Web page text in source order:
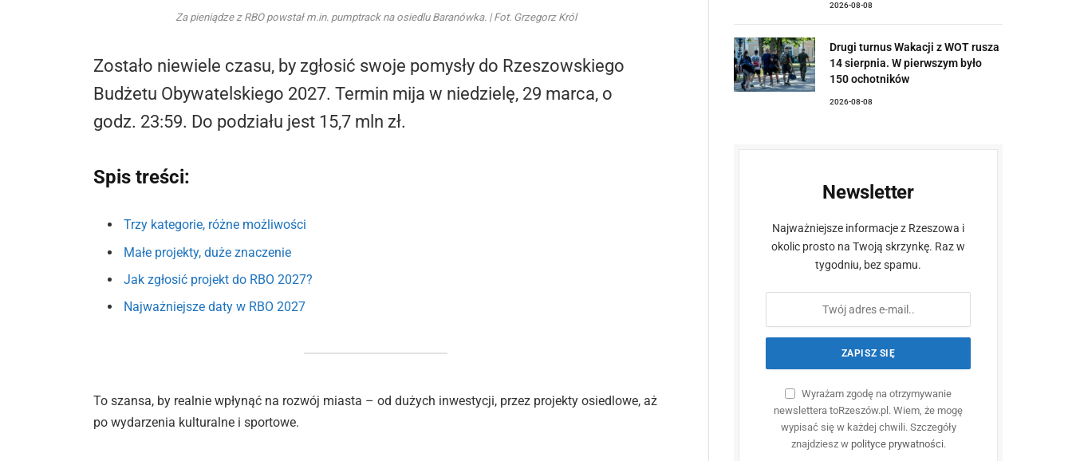
Za pieniądze z RBO powstał m.in. pumptrack na osiedlu Baranówka. | Fot. Grzegorz Król
Zostało niewiele czasu, by zgłosić swoje pomysły do Rzeszowskiego
Budżetu Obywatelskiego 2027. Termin mija w niedzielę, 29 marca, o
godz. 23:59. Do podziału jest 15,7 mln zł.
Spis treści:
Trzy kategorie, różne możliwości
Małe projekty, duże znaczenie
Jak zgłosić projekt do RBO 2027?
Najważniejsze daty w RBO 2027
To szansa, by realnie wpłynąć na rozwój miasta – od dużych inwestycji, przez projekty osiedlowe, aż
po wydarzenia kulturalne i sportowe.
2026-08-08
Drugi turnus Wakacji z WOT rusza
14 sierpnia. W pierwszym było
150 ochotników
2026-08-08
Newsletter
Najważniejsze informacje z Rzeszowa i
okolic prosto na Twoją skrzynkę. Raz w
tygodniu, bez spamu.
Wyrażam zgodę na otrzymywanie
newslettera toRzeszów.pl. Wiem, że mogę
wypisać się w każdej chwili. Szczegóły
znajdziesz w polityce prywatności.